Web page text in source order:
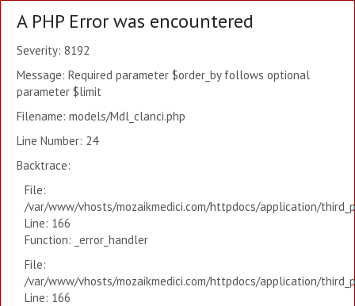
A PHP Error was encountered
Severity: 8192
Message: Required parameter $order_by follows optional
parameter $limit
Filename: models/Mdl_clanci.php
Line Number: 24
Backtrace:
File:
/var/www/vhosts/mozaikmedici.com/httpdocs/application/
Line: 166
Function: _error_handler
File:
/var/www/vhosts/mozaikmedici.com/httpdocs/application/
Line: 166